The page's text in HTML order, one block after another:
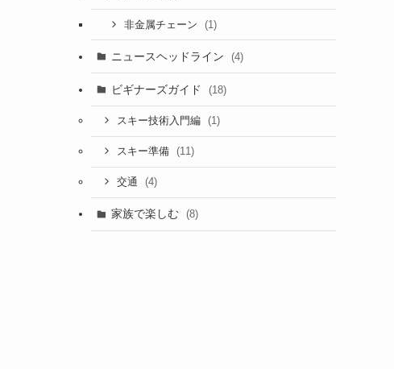
非金属チェーン (1)
ニュースヘッドライン (4)
ビギナーズガイド (18)
スキー技術入門編 (1)
スキー準備 (11)
交通 (4)
家族で楽しむ (8)